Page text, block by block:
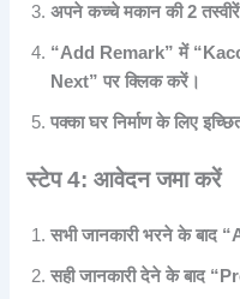
अपने कच्चे मकान की 2
“Add Remark” में
Next” पर क्लिक करें।
पक्का घर निर्माण के लिए
स्टेप 4: आवेदन जमा करें
सभी जानकारी भरने के
सही जानकारी देने के बाद